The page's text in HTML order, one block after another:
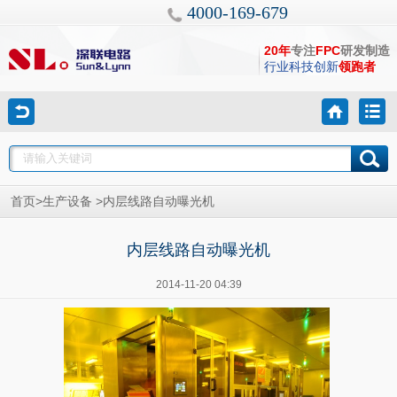
4000-169-679
20年专注FPC研发制造
行业科技创新领跑者
首页 >生产设备 >内层线路自动曝光机
内层线路自动曝光机
2014-11-20 04:39